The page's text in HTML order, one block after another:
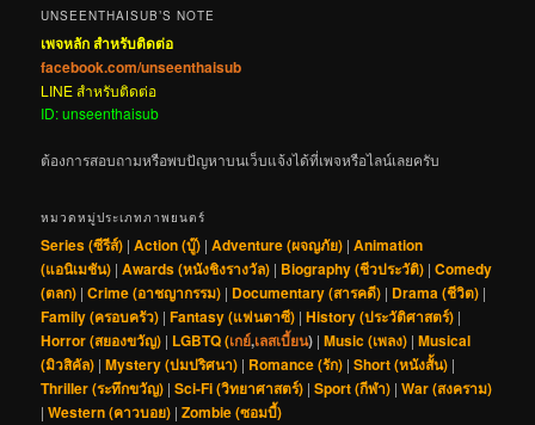
UNSEENTHAISUB’S NOTE
เพจหลัก สำหรับติดต่อ
facebook.com/unseenthaisub
LINE สำหรับติดต่อ
ID: unseenthaisub
ต้องการสอบถามหรือพบปัญหาบนเว็บแจ้งได้ที่เพจหรือไลน์เลยครับ
หมวดหมู่ประเภทภาพยนตร์
Series (ซีรีส์) |Action (บู๊) |Adventure (ผจญภัย) |Animation
(แอนิเมชัน) |Awards (หนังชิงรางวัล) | Biography (ชีวประวัติ) |Comedy
(ตลก) |Crime (อาชญากรรม) | Documentary (สารคดี) | Drama (ชีวิต) |
Family (ครอบครัว) |Fantasy (แฟนตาซี) |History (ประวัติศาสตร์) |
Horror (สยองขวัญ) | LGBTQ (เกย์,เลสเบี้ยน) |Music (เพลง) |Musical
(มิวสิคัล) |Mystery (ปมปริศนา) | Romance (รัก) |Short (หนังสั้น) |
Thriller (ระทึกขวัญ) |Sci-Fi (วิทยาศาสตร์) |Sport (กีฬา) |War (สงคราม)
|Western (คาวบอย) |Zombie (ซอมบี้)